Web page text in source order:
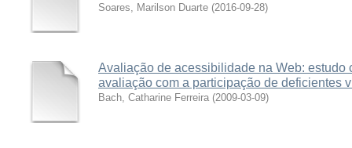
Soares, Marilson Duarte (2016-09-28)
Avaliação de acessibilidade na Web: estudo
avaliação com a participação de deficientes
Bach, Catharine Ferreira (2009-03-09)